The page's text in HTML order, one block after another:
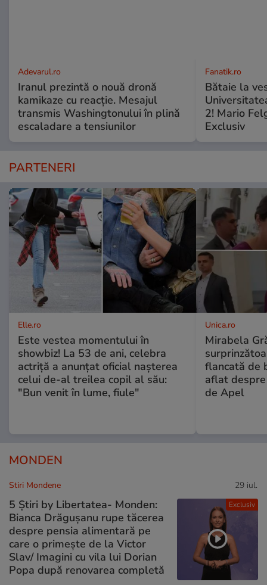
Adevarul.ro
Iranul prezintă o nouă dronă
kamikaze cu reacție. Mesajul
transmis Washingtonului în plină
escaladare a tensiunilor
Fanatik.ro
Bătaie la
2! Mario
Exclusiv
PARTENERI
Elle.ro
Este vestea momentului în
showbiz! La 53 de ani, celebra
actriță a anunțat oficial nașterea
celui de-al treilea copil al său:
"Bun venit în lume, fiule"
Unica.ro
Mirabela
flancată de
aflat
de Apel
MONDEN
Exclusiv
Stiri Mondene 29 iul.
5 Știri by Libertatea- Monden:
Bianca Drăgușanu rupe tăcerea
despre pensia alimentară pe
care o primește de la Victor
Slav/ Imagini cu vila lui Dorian
Popa după renovarea completă